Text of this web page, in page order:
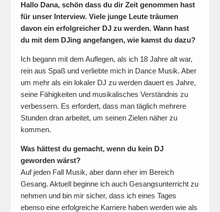
Hallo Dana, schön dass du dir Zeit genommen hast
für unser Interview. Viele junge Leute träumen
davon ein erfolgreicher DJ zu werden. Wann hast
du mit dem DJing angefangen, wie kamst du dazu?
Ich begann mit dem Auflegen, als ich 18 Jahre alt war,
rein aus Spaß und verliebte mich in Dance Musik. Aber
um mehr als ein lokaler DJ zu werden dauert es Jahre,
seine Fähigkeiten und musikalisches Verständnis zu
verbessern. Es erfordert, dass man täglich mehrere
Stunden dran arbeitet, um seinen Zielen näher zu
kommen.
Was hättest du gemacht, wenn du kein DJ
geworden wärst?
Auf jeden Fall Musik, aber dann eher im Bereich
Gesang. Aktuell beginne ich auch Gesangsunterricht zu
nehmen und bin mir sicher, dass ich eines Tages
ebenso eine erfolgreiche Karriere haben werden wie als